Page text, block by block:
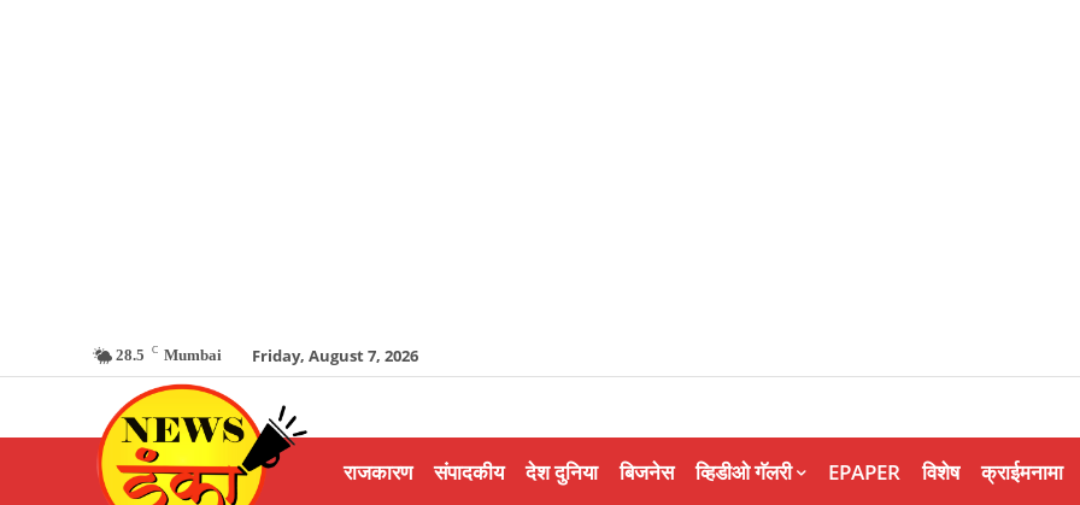
28.5 C Mumbai Friday, August 7, 2026
राजकारण संपादकीय देश दुनिया बिजनेस व्हिडीओ गॅलरी EPAPER विशेष क्राईमनामा